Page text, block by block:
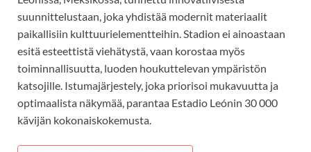
suunnittelustaan, joka yhdistää modernit materiaalit
paikallisiin kulttuurielementteihin. Stadion ei ainoastaan
esitä esteettistä viehätystä, vaan korostaa myös
toiminnallisuutta, luoden houkuttelevan ympäristön
katsojille. Istumajärjestely, joka priorisoi mukavuutta ja
optimaalista näkymää, parantaa Estadio Leónin 30 000
kävijän kokonaiskokemusta.